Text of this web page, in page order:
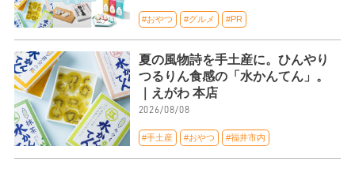
#おやつ #グルメ #PR
夏の風物詩を手土産に。ひんやり
つるりん食感の「水かんてん」。
｜えがわ 本店
2026/08/08
#手土産 #おやつ #福井市内